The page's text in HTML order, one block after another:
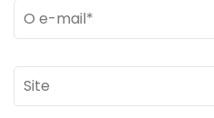
Email *
Site